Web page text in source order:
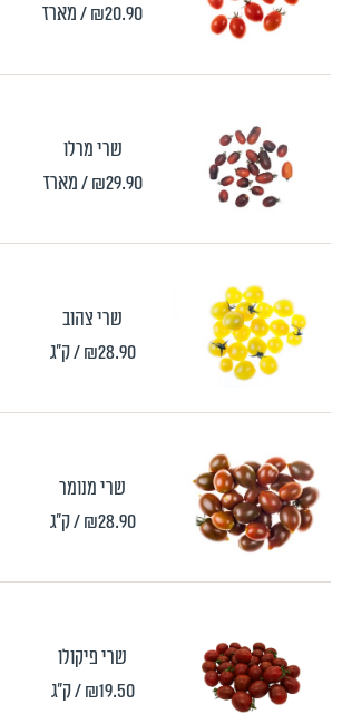
₪20.90/ מארז
שרי מרלו
₪29.90 / מארז
שרי צהוב
₪28.90 / ק"ג
שרי מנומר
₪28.90 / ק"ג
שרי פיקולו
₪19.50 / ק"ג